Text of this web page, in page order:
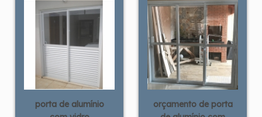
porta de alumínio
orçamento de porta